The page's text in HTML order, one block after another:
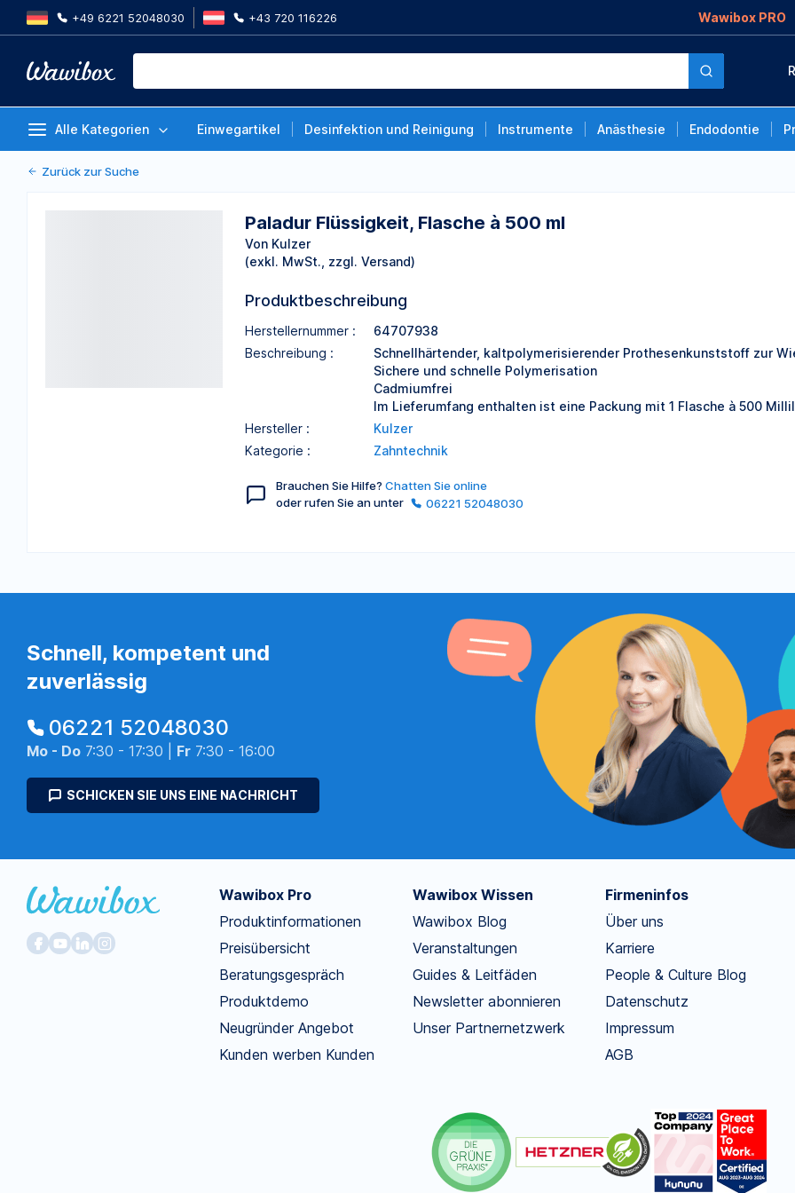
+49 6221 52048030 +43 720 116226 Wawibox PRO
Alle Kategorien Einwegartikel Desinfektion und Reinigung Instrumente Anästhesie Endodontie
Von Kulzer
Zurück zur Suche
Paladur Flüssigkeit, Flasche à 500 ml
Von Kulzer
(exkl. MwSt., zzgl. Versand)
Produktbeschreibung
Herstellernummer :
64707938
Beschreibung :
Schnellhärtender, kaltpolymerisierender Prothesenkunststoff zur
Sichere und schnelle Polymerisation
Cadmiumfrei
Im Lieferumfang enthalten ist eine Packung mit 1 Flasche à 500
Hersteller :
Kulzer
Kategorie :
Zahntechnik
Brauchen Sie Hilfe? Chatten Sie online
oder rufen Sie an unter
06221 52048030
Schnell, kompetent und
zuverlässig
06221 52048030
Mo - Do 7:30 - 17:30 | Fr 7:30 - 16:00
SCHICKEN SIE UNS EINE NACHRICHT
Wawibox Pro
Produktinformationen
Preisübersicht
Beratungsgespräch
Produktdemo
Neugründer Angebot
Kunden werben Kunden
Wawibox Wissen
Wawibox Blog
Veranstaltungen
Guides & Leitfäden
Newsletter abonnieren
Unser Partnernetzwerk
Firmeninfos
Über uns
Karriere
People & Culture Blog
Datenschutz
Impressum
AGB